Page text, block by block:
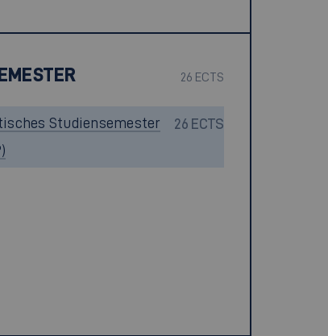
26 ECTS
Studiensemester
26 ECTS